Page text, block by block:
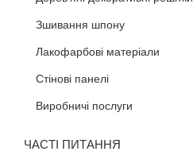
Зшивання шпону
Лакофарбові матеріали
Стінові панелі
Виробничі послуги
ЧАСТІ ПИТАННЯ